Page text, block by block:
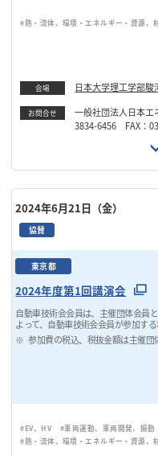
#熱・流体、環境・エネルギー・資源、
会場 日本大学理工学部駿
お問合せ
一般社団法人日本
3834-6456 FAX：
2024年6月21日（金）
協賛
東京都
2024年度第1回講演会
自動車技術会会員は、主催団体会員
よって、自動車技術会会員が参加する
参加費の税込、税抜金額は主催団
#EV、HV
#車両運動、車両開発、振動
#熱・流体、環境・エネルギー・資源、